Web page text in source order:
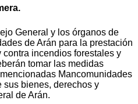
General y los órganos de
de Arán para la prestación
incendios forestales y
tomar las medidas
Mancomunidades
sus bienes, derechos y
de Arán.